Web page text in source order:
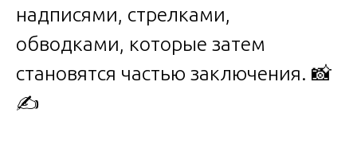
надписями, стрелками,
обводками, которые затем
становятся частью заключения. 📸
✍️